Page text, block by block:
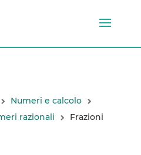
Numeri e calcolo
razionali
Frazioni